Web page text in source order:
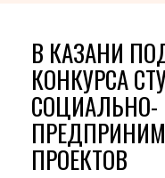
В КАЗАНИ
КОНКУРСА
СОЦИАЛЬНО-
ПРОЕКТОВ